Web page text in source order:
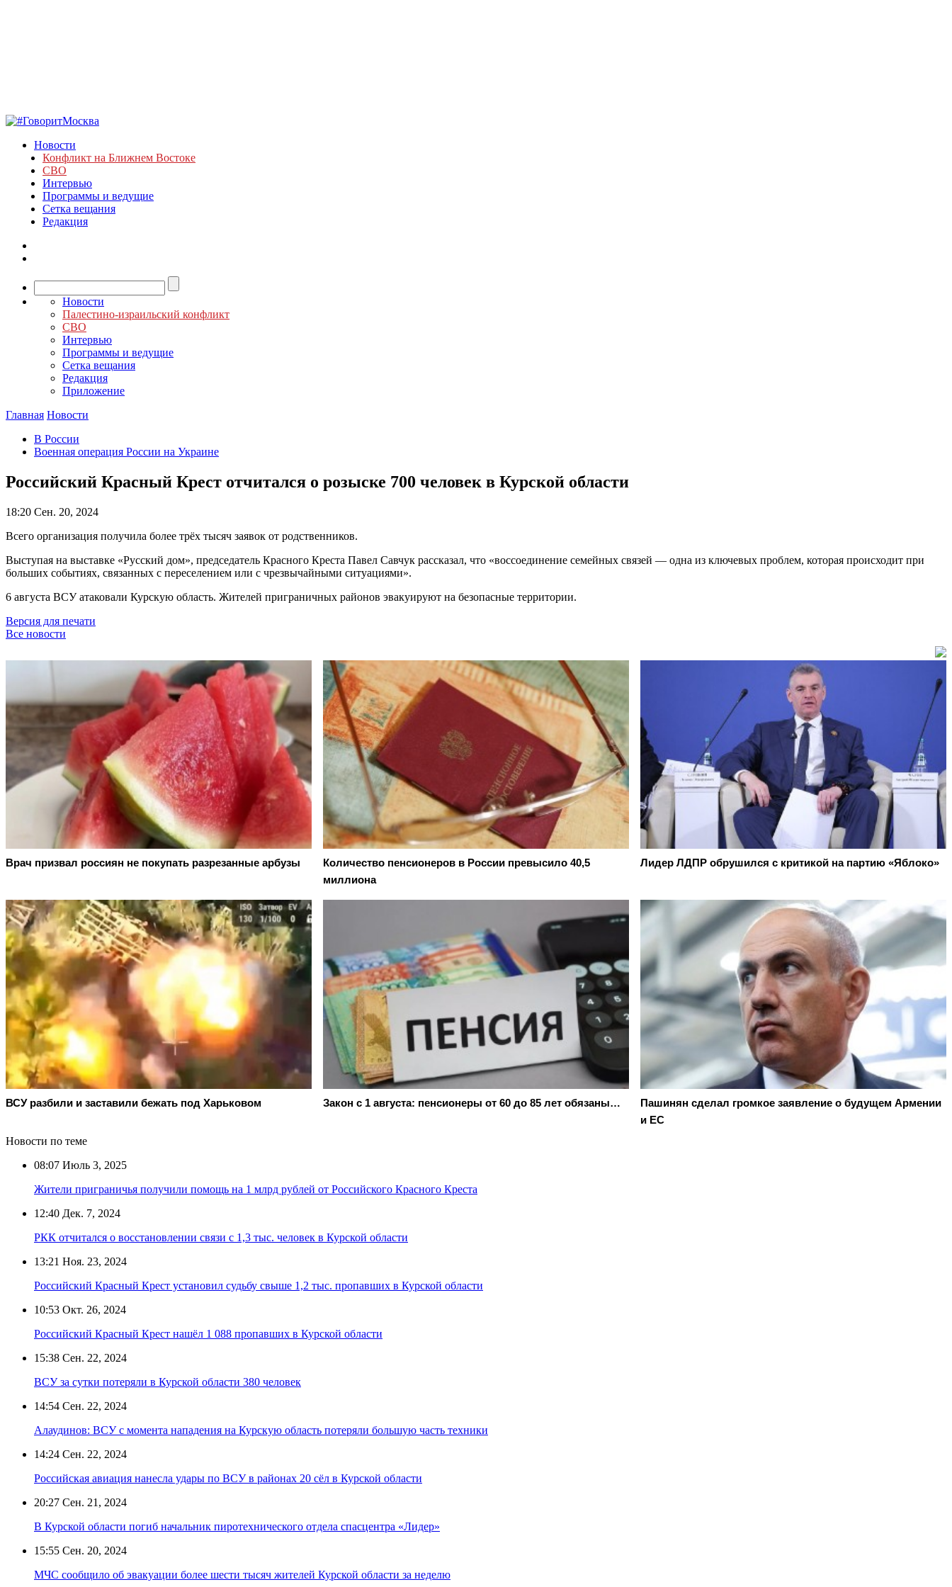
Новости
Конфликт на Ближнем Востоке
СВО
Интервью
Программы и ведущие
Сетка вещания
Редакция
Новости
Палестино-израильский конфликт
СВО
Интервью
Программы и ведущие
Сетка вещания
Редакция
Приложение
Главная Новости
В России
Военная операция России на Украине
Российский Красный Крест отчитался о розыске 700 человек в Курской области
18:20 Сен. 20, 2024
Всего организация получила более трёх тысяч заявок от родственников.
Выступая на выставке «Русский дом», председатель Красного Креста Павел Савчук рассказал, что «воссоединение семейных связей — одна из ключевых проблем, которая происходит при
больших событиях, связанных с переселением или с чрезвычайными ситуациями».
6 августа ВСУ атаковали Курскую область. Жителей приграничных районов эвакуируют на безопасные территории.
Версия для печати
Все новости
Врач призвал россиян не покупать разрезанные арбузы
Количество пенсионеров в России превысило 40,5
миллиона
Лидер ЛДПР обрушился с критикой на партию «Яблоко»
ВСУ разбили и заставили бежать под Харьковом Закон с 1 августа: пенсионеры от 60 до 85 лет обязаны…
Пашинян сделал громкое заявление о будущем Армении
и ЕС
Новости по теме
08:07 Июль 3, 2025
Жители приграничья получили помощь на 1 млрд рублей от Российского Красного Креста
12:40 Дек. 7, 2024
РКК отчитался о восстановлении связи с 1,3 тыс. человек в Курской области
13:21 Ноя. 23, 2024
Российский Красный Крест установил судьбу свыше 1,2 тыс. пропавших в Курской области
10:53 Окт. 26, 2024
Российский Красный Крест нашёл 1 088 пропавших в Курской области
15:38 Сен. 22, 2024
ВСУ за сутки потеряли в Курской области 380 человек
14:54 Сен. 22, 2024
Алаудинов: ВСУ с момента нападения на Курскую область потеряли большую часть техники
14:24 Сен. 22, 2024
Российская авиация нанесла удары по ВСУ в районах 20 сёл в Курской области
20:27 Сен. 21, 2024
В Курской области погиб начальник пиротехнического отдела спасцентра «Лидер»
15:55 Сен. 20, 2024
МЧС сообщило об эвакуации более шести тысяч жителей Курской области за неделю